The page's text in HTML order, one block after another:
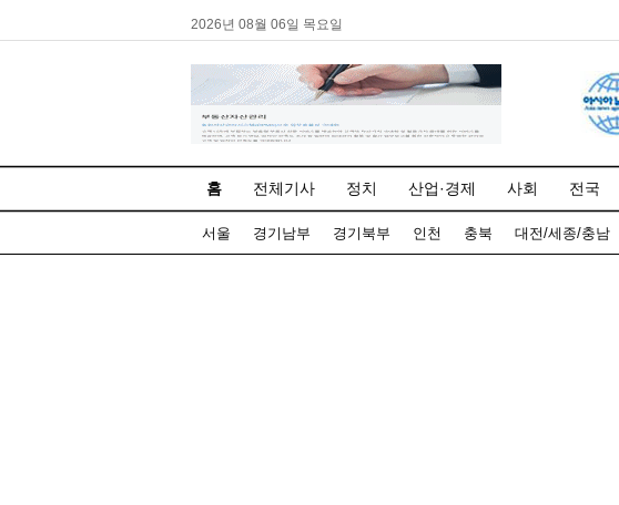
2026년 08월 06일 목요일
홈 전체기사 정치 산업·경제 사회 전국
서울 경기남부 경기북부 인천 충북 대전/세종/충남